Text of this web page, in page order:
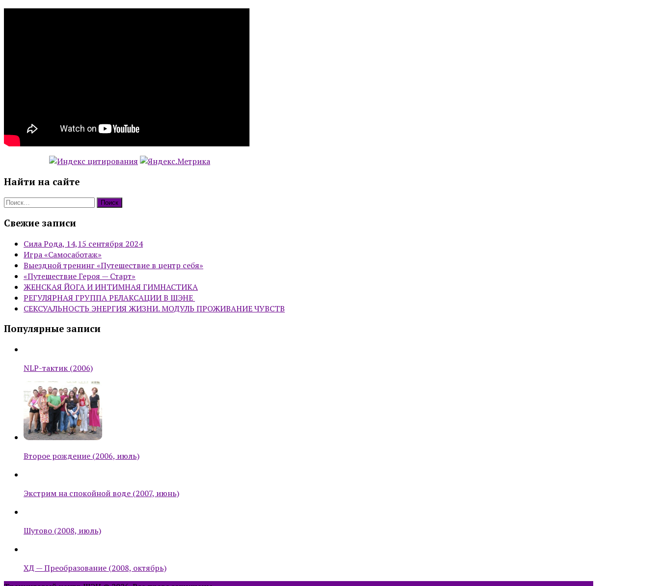
Найти на сайте
Найти:
Свежие записи
Сила Рода, 14,15 сентября 2024
Игра «Самосаботаж»
Выездной тренинг «Путешествие в центр себя»
«Путешествие Героя — Старт»
ЖЕНСКАЯ ЙОГА И ИНТИМНАЯ ГИМНАСТИКА
РЕГУЛЯРНАЯ ГРУППА РЕЛАКСАЦИИ В ШЭНЕ
СЕКСУАЛЬНОСТЬ ЭНЕРГИЯ ЖИЗНИ. МОДУЛЬ ПРОЖИВАНИЕ ЧУВСТВ
Популярные записи
NLP-тактик (2006)
Второе рождение (2006, июль)
Экстрим на спокойной воде (2007, июнь)
Шутово (2008, июль)
ХД — Преобразование (2008, октябрь)